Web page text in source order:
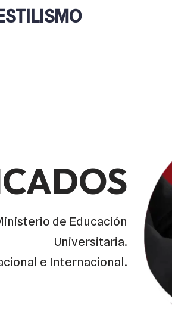
de Educación
Universitaria.
e Internacional.